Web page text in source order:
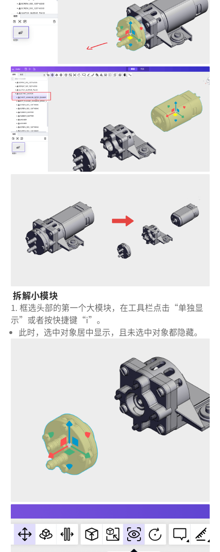
拆解小模块
1. 框选头部的第一个大模块，在工具栏点击“单独显
示”或者按快捷键“i”。
此时，选中对象居中显示，且未选中对象都隐藏。